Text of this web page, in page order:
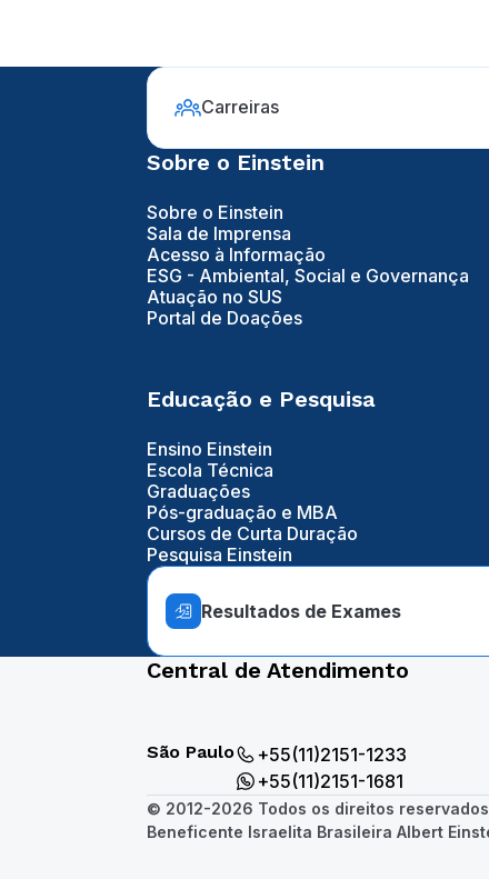
Carreiras
Sobre o Einstein
Sobre o Einstein
Sala de Imprensa
Acesso à Informação
ESG - Ambiental, Social e Governança
Atuação no SUS
Portal de Doações
Educação e Pesquisa
Ensino Einstein
Escola Técnica
Graduações
Pós-graduação e MBA
Cursos de Curta Duração
Pesquisa Einstein
Resultados de Exames
Central de Atendimento
São Paulo
+55(11)2151-1233
+55(11)2151-1681
© 2012-2026 Todos os direitos
Beneficente Israelita Brasileira Albert